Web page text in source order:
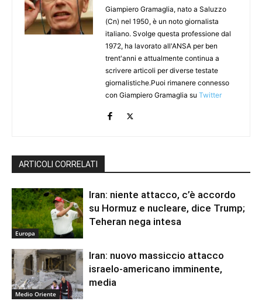
Giampiero Gramaglia, nato a Saluzzo
(Cn) nel 1950, è un noto giornalista
italiano. Svolge questa professione dal
1972, ha lavorato all'ANSA per ben
trent'anni e attualmente continua a
scrivere articoli per diverse testate
giornalistiche.Puoi rimanere connesso
con Giampiero Gramaglia su Twitter
ARTICOLI CORRELATI
Europa
Iran: niente attacco, c’è accordo
su Hormuz e nucleare, dice Trump;
Teheran nega intesa
Medio Oriente
Iran: nuovo massiccio attacco
israelo-americano imminente,
media